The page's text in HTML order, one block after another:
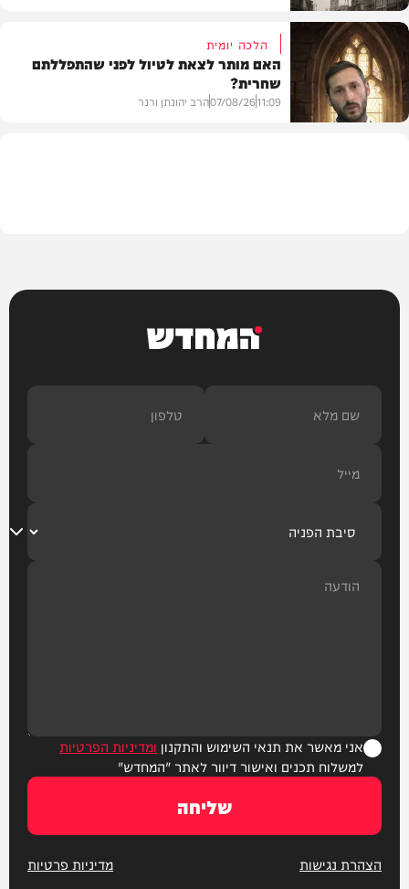
בית המדרש
הלכה יומית
האם מותר לצאת לטיול לפני שהתפללתם
שחרית?
11:09
07/08/26הרב יהונתן ורנר
המחדש
אני מאשר את תנאי השימוש והתקנון ומדיניות הפרטיות
למשלוח תכנים ואישור דיוור לאתר "המחדש"
שליחה
הצהרת נגישות מדיניות פרטיות